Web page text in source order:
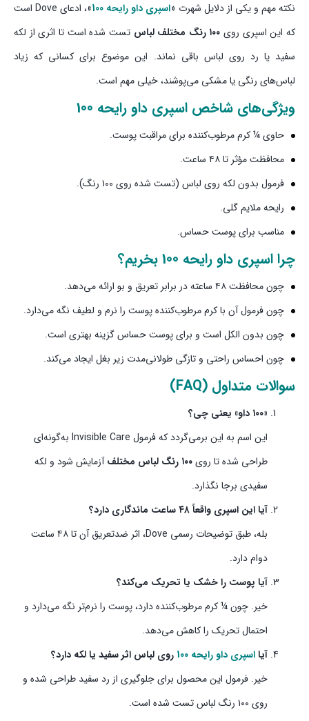
نکته مهم و یکی از دلایل شهرت «اسپری داو رایحه 100
»، ادعای Dove است
که این اسپری روی ۱۰۰ رنگ مختلف لباس
تست شده است تا اثری از لکه
سفید یا رد روی لباس باقی نماند. این موضوع برای کسانی که زیاد
لباس‌های رنگی یا مشکی می‌پوشند، خیلی مهم است.
ویژگی‌های شاخص اسپری داو رایحه 100
حاوی ¼ کرم مرطوب‌کننده برای مراقبت پوست.
محافظت مؤثر تا ۴۸ ساعت.
فرمول بدون لکه روی لباس (تست شده روی ۱۰۰ رنگ).
رایحه ملایم گلی.
مناسب برای پوست حساس.
چرااسپری داو رایحه 100 بخریم؟
چون محافظت ۴۸ ساعته در برابر تعریق و بو ارائه می‌دهد.
چون فرمول آن با کرم مرطوب‌کننده پوست را نرم و لطیف نگه می‌دارد.
چون بدون الکل است و برای پوست حساس گزینه بهتری است.
چون احساس راحتی و تازگی طولانی‌مدت زیر بغل ایجاد می‌کند.
سوالات متداول (FAQ)
«۱۰۰ داو» یعنی چی؟
این اسم به این برمی‌گردد که فرمول Invisible Care به‌گونه‌ای
طراحی شده تا روی۱۰۰ رنگ لباس مختلف
آزمایش شود و لکه
سفیدی برجا نگذارد.
آیا این اسپری واقعاً ۴۸ ساعت ماندگاری دارد؟
بله، طبق توضیحات رسمی Dove، اثر ضدتعریق آن تا ۴۸ ساعت
دوام دارد.
آیا پوست را خشک یا تحریک می‌کند؟
خیر. چون ¼ کرم مرطوب‌کننده دارد، پوست را نرم‌تر نگه می‌دارد و
احتمال تحریک را کاهش می‌دهد.
آیا اسپری داو رایحه 100
روی لباس اثر سفید یا لکه دارد؟
خیر. فرمول این محصول برای جلوگیری از رد سفید طراحی شده و
روی ۱۰۰ رنگ لباس تست شده است.